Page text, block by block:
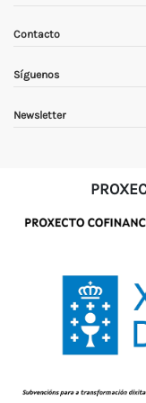
Contacto
Síguenos
Newsletter